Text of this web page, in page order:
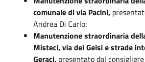
comunale di via Pacini,
Andrea Di Carlo;
Manutenzione straordinaria
Misteci, via dei Gelsi e strade
Geraci, presentato dal